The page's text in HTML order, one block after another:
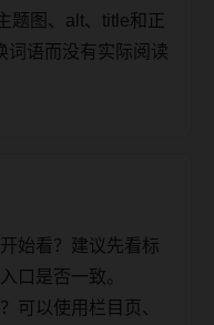
题图、alt、title和正
词语而没有实际阅读
始看？建议先看标
口是否一致。
可以使用栏目页、